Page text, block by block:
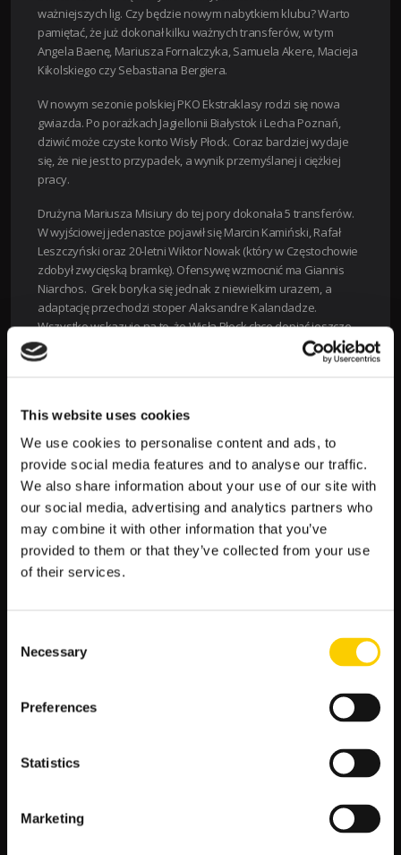
This website uses cookies
We use cookies to personalise content and ads, to
provide social media features and to analyse our traffic.
We also share information about your use of our site with
our social media, advertising and analytics partners who
may combine it with other information that you’ve
provided to them or that they’ve collected from your use
of their services.
Selection
Necessary
Preferences
Statistics
Marketing
ważniejszych lig. Czy będzie nowym nabytkiem klubu? Warto
pamiętać, że już dokonał kilku ważnych transferów, w tym
Angela Baenę, Mariusza Fornalczyka, Samuela Akere, Macieja
Kikolskiego czy Sebastiana Bergiera.
W nowym sezonie polskiej PKO Ekstraklasy rodzi się nowa
gwiazda. Po porażkach Jagiellonii Białystok i Lecha Poznań,
dziwić może czyste konto Wisły Płock. Coraz bardziej wydaje
się, że nie jest to przypadek, a wynik przemyślanej i ciężkiej
pracy.
Drużyna Mariusza Misiury do tej pory dokonała 5 transferów.
W wyjściowej jedenastce pojawił się Marcin Kamiński, Rafał
Leszczyński oraz 20-letni Wiktor Nowak (który w Częstochowie
zdobył zwycięską bramkę). Ofensywę wzmocnić ma Giannis
Niarchos. Grek boryka się jednak z niewielkim urazem, a
adaptację przechodzi stoper Alaksandre Kalandadze.
Wszystko wskazuje na to, że Wisła Płock chce dopiąć jeszcze
kolejne transfery. Szuka wsparcia na lewym wahadle, gdzie
obecnie gra Bojan Nastić. Szkoleniowiec zdradził, że klub
PRZEWIDYWANE SKŁADY
Wisła Płock: Rafał Leszczyński – Marcus Haglind-Sangre,
Marcin Kamiński, Andrias Edmundsson – Kevin Custović, Dani
Pacheco, Dominik Kun, Wiktor Nowak – Jorge Jimenez, Iban
Salvador – Łukasz Sekulski
Widzew Łódź:Maciej Kikolski – Marcel Krajewski, Ricardo
Visus, Mateusz Żyro, Samuel Kozlovsk – Samuel Akere, Fran
BANK POLSKI EKSTRAKLASY
Zobacz, które zespoły zmierzą się w 4. kolejce PKO BP
8 sierpnia 2025 r. (piątek)
Korona Kielce – Radomiak Radom